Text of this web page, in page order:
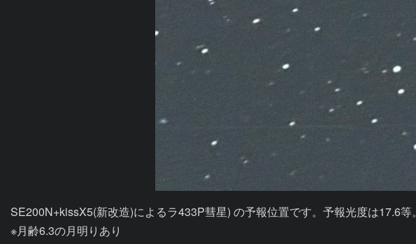
SE200N+kissX5(新改造)によるラ433P彗星) の予報位置です。予報光度は17.6等。